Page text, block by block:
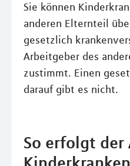
Sie können
anderen Elternteil
gesetzlich
Arbeitgeber des
zustimmt. Einen
darauf gibt es nicht.
So erfolgt der